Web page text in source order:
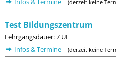
Infos & Termine
(derzeit keine
Test Bildungszentrum
Lehrgangsdauer: 7 UE
Infos & Termine
(derzeit keine